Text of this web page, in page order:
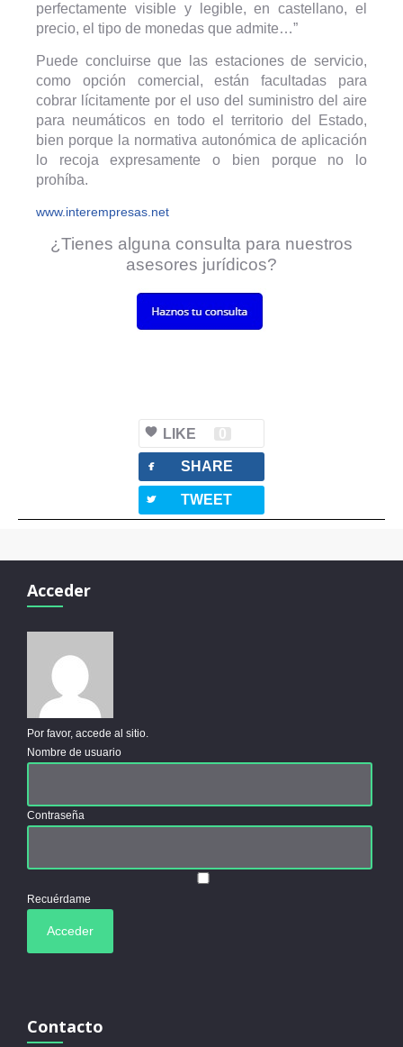
perfectamente visible y legible, en castellano, el
precio, el tipo de monedas que admite…”
Puede concluirse que las estaciones de servicio,
como opción comercial, están facultadas para
cobrar lícitamente por el uso del suministro del aire
para neumáticos en todo el territorio del Estado,
bien porque la normativa autonómica de aplicación
lo recoja expresamente o bien porque no lo
prohíba.
www.interempresas.net
¿Tienes alguna consulta para nuestros
asesores jurídicos?
LIKE 0
facebook SHARE
twitterbird TWEET
Acceder
Por favor, accede al sitio.
Nombre de usuario
Contraseña
Recuérdame
Contacto